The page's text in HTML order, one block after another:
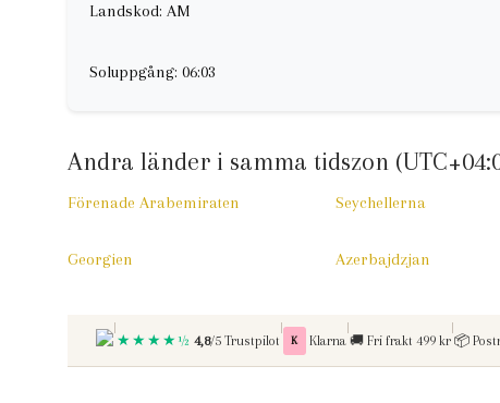
Landskod: AM
Soluppgång: 06:03
Andra länder i samma tidszon
Förenade Arabemiraten Seychellerna
Georgien Azerbajdzjan
|
★★★★½ 4,8/5 Trustpilot
|
K Betala med
Klarna
|
🚚 Fri frakt vid kop over
Fri frakt 499 kr
|
📦